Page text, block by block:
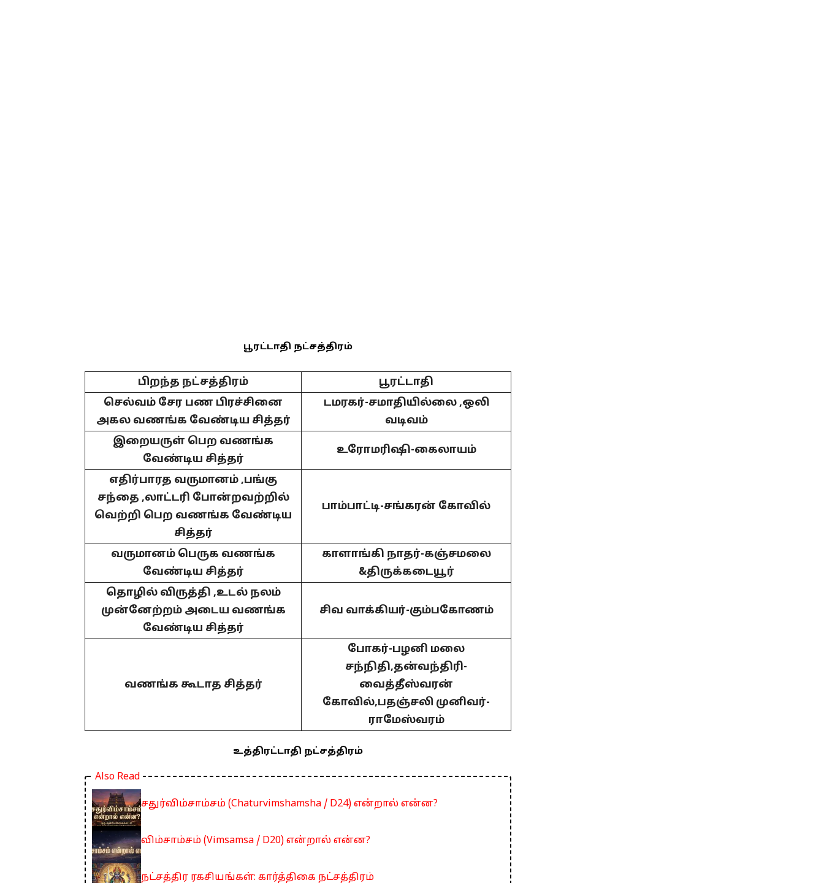
பூரட்டாதி நட்சத்திரம்
பிறந்த நட்சத்திரம்
பூரட்டாதி
செல்வம் சேர பண பிரச்சினை
அகல வணங்க வேண்டிய சித்தர்
டமரகர்-சமாதியில்லை ,ஒலி
வடிவம்
இறையருள் பெற வணங்க
வேண்டிய சித்தர்
உரோமரிஷி-கைலாயம்
எதிர்பாரத வருமானம் ,பங்கு
சந்தை ,லாட்டரி போன்றவற்றில்
வெற்றி பெற வணங்க வேண்டிய
சித்தர்
பாம்பாட்டி-சங்கரன் கோவில்
வருமானம் பெருக வணங்க
வேண்டிய சித்தர்
காளாங்கி நாதர்-கஞ்சமலை
&திருக்கடையூர்
தொழில் விருத்தி ,உடல் நலம்
முன்னேற்றம் அடைய வணங்க
வேண்டிய சித்தர்
சிவ வாக்கியர்-கும்பகோணம்
வணங்க கூடாத சித்தர்
போகர்-பழனி மலை
சந்நிதி,தன்வந்திரி-
வைத்தீஸ்வரன்
கோவில்,பதஞ்சலி முனிவர்-
ராமேஸ்வரம்
உத்திரட்டாதி நட்சத்திரம்
Also Read
சதுர்விம்சாம்சம் (Chaturvimshamsha / D24) என்றால் என்ன?
விம்சாம்சம் (Vimsamsa / D20) என்றால் என்ன?
நட்சத்திர ரகசியங்கள்: கார்த்திகை நட்சத்திரம்